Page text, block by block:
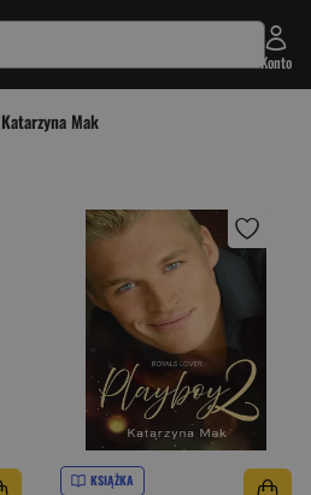
Konto
Katarzyna Mak
KSIĄŻKA